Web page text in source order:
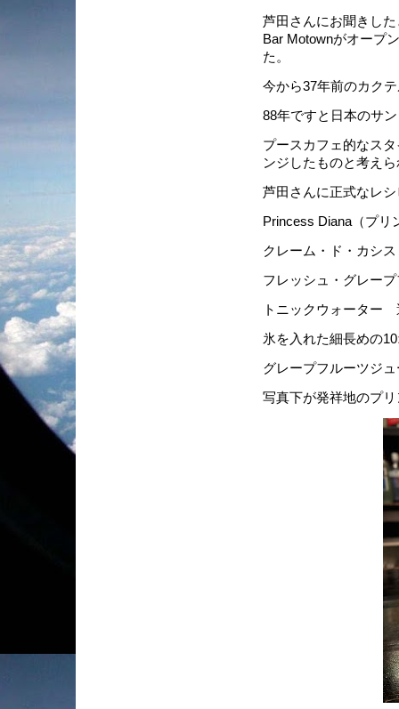
芦田さんにお聞きし
Bar Motownがオープ
た。
今から37年前のカク
88年ですと日本のサ
プースカフェ的なス
ンジしたものと考え
芦田さんに正式なレ
Princess Diana（プリ
クレーム・ド・カシ
フレッシュ・グレー
トニックウォーター
氷を入れた細長めの
グレープフルーツジ
写真下が発祥地のプ